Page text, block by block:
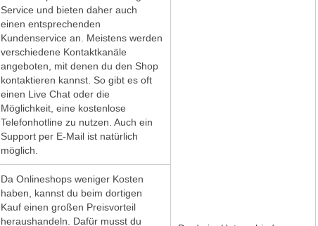
Service und bieten daher auch
einen entsprechenden
Kundenservice an. Meistens werden
verschiedene Kontaktkanäle
angeboten, mit denen du den Shop
kontaktieren kannst. So gibt es oft
einen Live Chat oder die
Möglichkeit, eine kostenlose
Telefonhotline zu nutzen. Auch ein
Support per E-Mail ist natürlich
möglich.
Da Onlineshops weniger Kosten
haben, kannst du beim dortigen
Kauf einen großen Preisvorteil
heraushandeln. Dafür musst du